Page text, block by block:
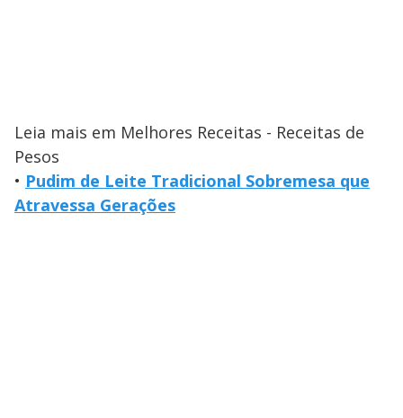
Leia mais em Melhores Receitas - Receitas de
Pesos
• Pudim de Leite Tradicional Sobremesa que
Atravessa Gerações